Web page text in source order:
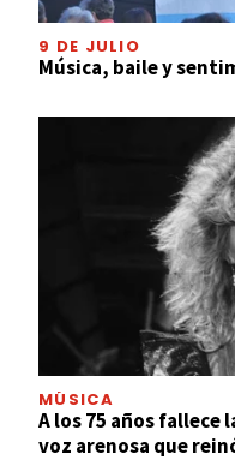
9 DE JULIO
Música, baile y
MÚSICA
A los 75 años fallece
voz arenosa que